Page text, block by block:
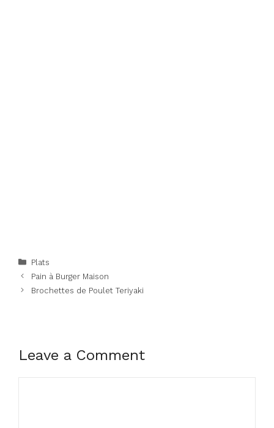
Categories
Plats
Pain à Burger Maison
Brochettes de Poulet Teriyaki
Leave a Comment